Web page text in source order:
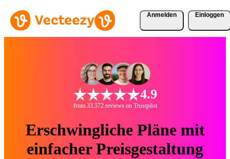
Anmelden Einloggen
4.9
from 33.572 reviews on Trustpilot
Erschwingliche Pläne mit
einfacher Preisgestaltung